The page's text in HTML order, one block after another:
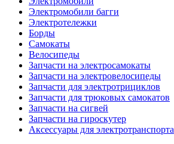
Электромобили багги
Электротележки
Борды
Самокаты
Велосипеды
Запчасти на электросамокаты
Запчасти на электровелосипеды
Запчасти для электротрициклов
Запчасти для трюковых самокатов
Запчасти на сигвей
Запчасти на гироскутер
Аксессуары для электротранспорта